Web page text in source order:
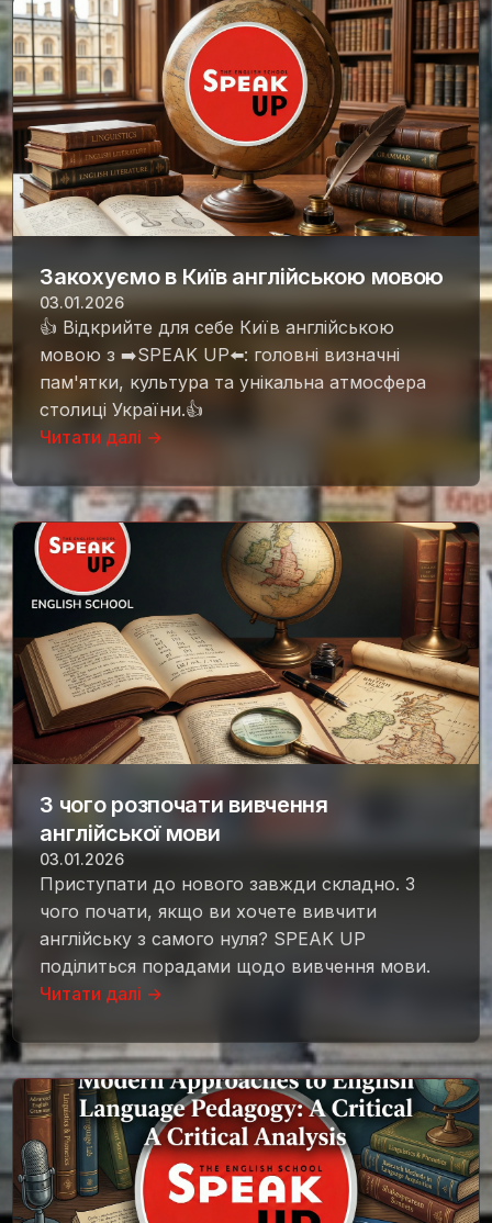
Закохуємо в Київ англійською мовою
03.01.2026
👍 Відкрийте для себе Київ англійською
мовою з ➡️SPEAK UP⬅️: головні визначні
пам'ятки, культура та унікальна атмосфера
столиці України.👍
Читати далі →
З чого розпочати вивчення
англійської мови
03.01.2026
Приступати до нового завжди складно. З
чого почати, якщо ви хочете вивчити
англійську з самого нуля? SPEAK UP
поділиться порадами щодо вивчення мови.
Читати далі →